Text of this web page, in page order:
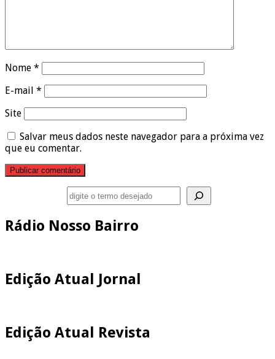
Nome *
E-mail *
Site
Salvar meus dados neste navegador para a próxima vez
que eu comentar.
Rádio Nosso Bairro
Edição Atual Jornal
Edição Atual Revista